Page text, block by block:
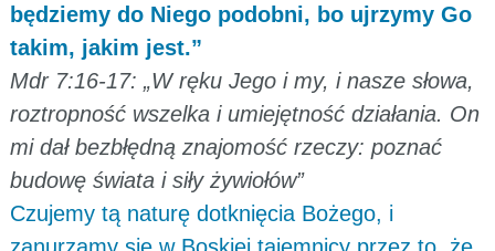
będziemy do Niego podobni, bo ujrzymy Go
takim, jakim jest.”
Mdr 7:16-17: „W ręku Jego i my, i nasze słowa,
roztropność wszelka i umiejętność działania. On
mi dał bezbłędną znajomość rzeczy: poznać
budowę świata i siły żywiołów”
Czujemy tą naturę dotknięcia Bożego, i